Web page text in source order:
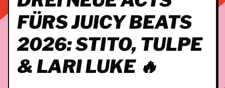
FÜRS JUICY BEATS
2026: STITO, TULPE
& LARI LUKE 🔥